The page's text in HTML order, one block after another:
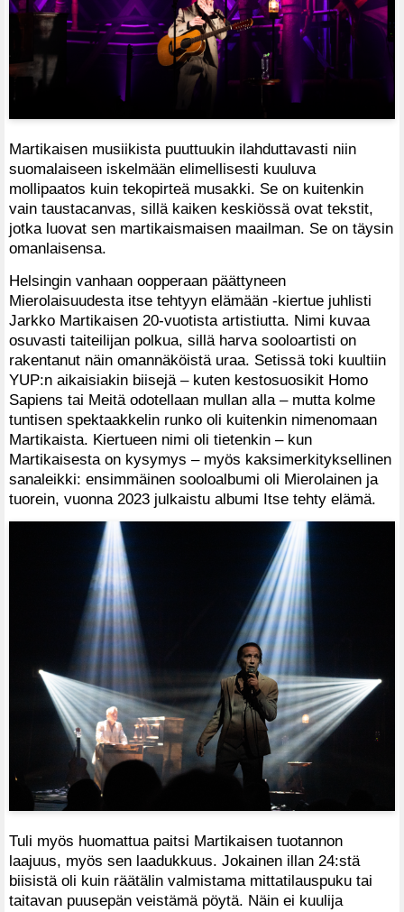
Martikaisen musiikista puuttuukin ilahduttavasti niin
suomalaiseen iskelmään elimellisesti kuuluva
mollipaatos kuin tekopirteä musakki. Se on kuitenkin
vain taustacanvas, sillä kaiken keskiössä ovat tekstit,
jotka luovat sen martikaismaisen maailman. Se on täysin
omanlaisensa.
Helsingin vanhaan oopperaan päättyneen
Mierolaisuudesta itse tehtyyn elämään -kiertue juhlisti
Jarkko Martikaisen 20-vuotista artistiutta. Nimi kuvaa
osuvasti taiteilijan polkua, sillä harva sooloartisti on
rakentanut näin omannäköistä uraa. Setissä toki kuultiin
YUP:n aikaisiakin biisejä – kuten kestosuosikit Homo
Sapiens tai Meitä odotellaan mullan alla – mutta kolme
tuntisen spektaakkelin runko oli kuitenkin nimenomaan
Martikaista. Kiertueen nimi oli tietenkin – kun
Martikaisesta on kysymys – myös kaksimerkityksellinen
sanaleikki: ensimmäinen sooloalbumi oli Mierolainen ja
tuorein, vuonna 2023 julkaistu albumi Itse tehty elämä.
Tuli myös huomattua paitsi Martikaisen tuotannon
laajuus, myös sen laadukkuus. Jokainen illan 24:stä
biisistä oli kuin räätälin valmistama mittatilauspuku tai
taitavan puusepän veistämä pöytä. Näin ei kuulija